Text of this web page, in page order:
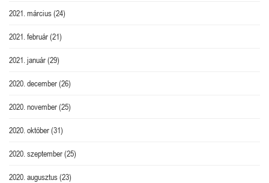
2021. március(24)
2021. február(21)
2021. január(29)
2020. december(26)
2020. november(25)
2020. október(31)
2020. szeptember(25)
2020. augusztus(23)